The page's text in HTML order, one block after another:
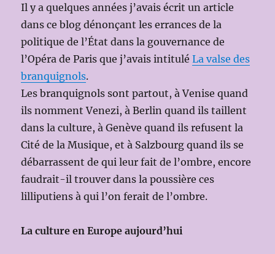
Il y a quelques années j’avais écrit un article
dans ce blog dénonçant les errances de la
politique de l’État dans la gouvernance de
l’Opéra de Paris que j’avais intituléLa valse des
branquignols.
Les branquignols sont partout, à Venise quand
ils nomment Venezi, à Berlin quand ils taillent
dans la culture, à Genève quand ils refusent la
Cité de la Musique, et à Salzbourg quand ils se
débarrassent de qui leur fait de l’ombre, encore
faudrait-il trouver dans la poussière ces
lilliputiens à qui l’on ferait de l’ombre.
La culture en Europe aujourd’hui